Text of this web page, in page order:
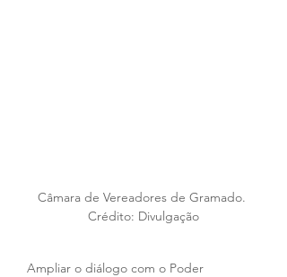
Câmara de Vereadores de Gramado.
Crédito: Divulgação
Ampliar o diálogo com o Poder